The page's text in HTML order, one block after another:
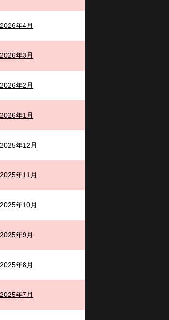
2026年4月
2026年3月
2026年2月
2026年1月
2025年12月
2025年11月
2025年10月
2025年9月
2025年8月
2025年7月